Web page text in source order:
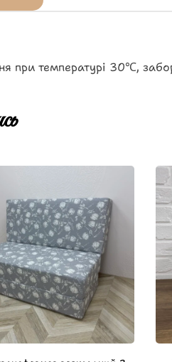
при температурі 30℃,